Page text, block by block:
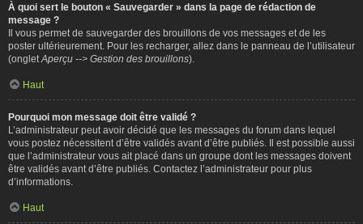
À quoi sert le bouton « Sauvegarder » dans la page de rédaction de
message ?
Il vous permet de sauvegarder des brouillons de vos messages et de les
poster ultérieurement. Pour les recharger, allez dans le panneau de l’utilisateur
(onglet Aperçu --> Gestion des brouillons).
Haut
Pourquoi mon message doit être validé ?
L’administrateur peut avoir décidé que les messages du forum dans lequel
vous postez nécessitent d’être validés avant d’être publiés. Il est possible aussi
que l’administrateur vous ait placé dans un groupe dont les messages doivent
être validés avant d’être publiés. Contactez l’administrateur pour plus
d’informations.
Haut